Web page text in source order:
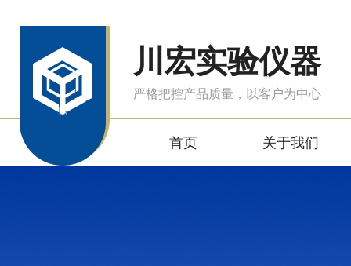
川宏实验仪器
严格把控产品质量，以客户为中心
首页 关于我们